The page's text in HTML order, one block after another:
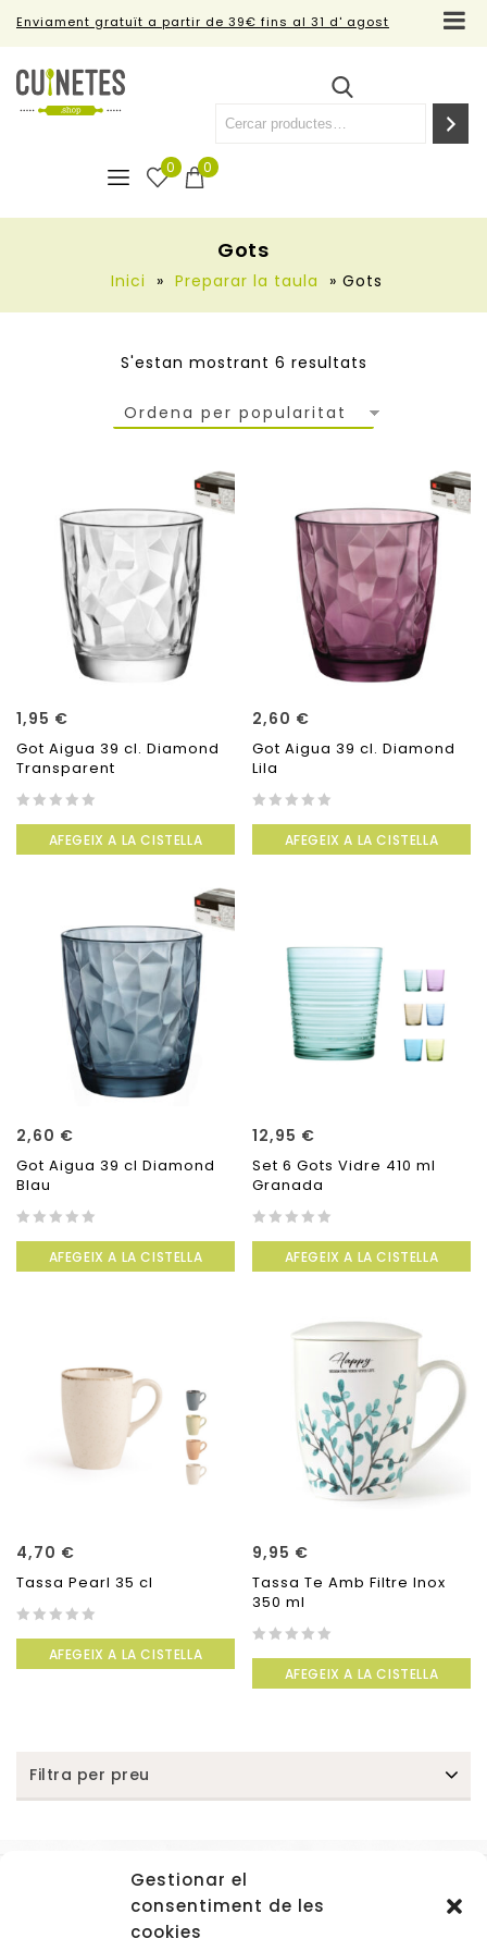
Gestionar el
consentiment de les
cookies
Enviament gratuït a partir de 39€ fins al 31 d' agost
0
0
Gots
Inici » Preparar la taula » Gots
S'estan mostrant 6 resultats
Ordena per popularitat
1,95 €
Got Aigua 39 cl. Diamond
Transparent
of
AFEGEIX A LA CISTELLA
2,60 €
Got Aigua 39 cl. Diamond
Lila
of
AFEGEIX A LA CISTELLA
2,60 €
Got Aigua 39 cl Diamond
Blau
of
AFEGEIX A LA CISTELLA
12,95 €
Set 6 Gots Vidre 410 ml
Granada
of
AFEGEIX A LA CISTELLA
4,70 €
Tassa Pearl 35 cl
of
AFEGEIX A LA CISTELLA
9,95 €
Tassa Te Amb Filtre Inox
350 ml
of
AFEGEIX A LA CISTELLA
Filtra per preu